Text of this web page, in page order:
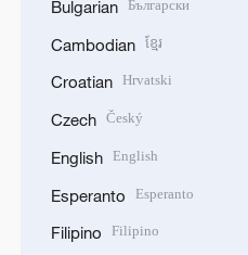
Bulgarian Български
Cambodian ខ្មែរ
Croatian Hrvatski
Czech Český
English English
Esperanto Esperanto
Filipino Filipino